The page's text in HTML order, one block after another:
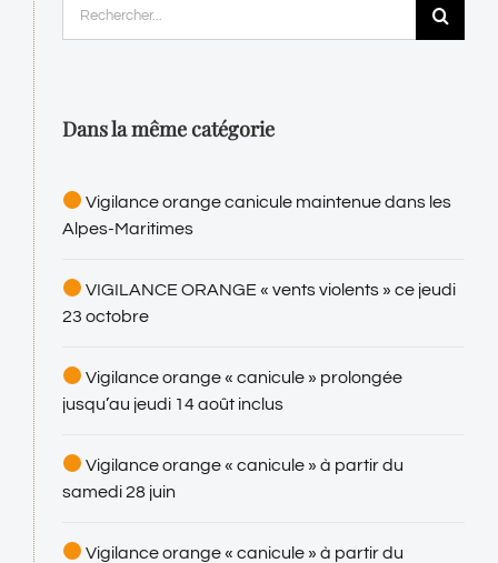
Dans la même catégorie
Vigilance orange canicule maintenue dans les
Alpes-Maritimes
VIGILANCE ORANGE « vents violents » ce jeudi
23 octobre
Vigilance orange « canicule » prolongée
jusqu’au jeudi 14 août inclus
Vigilance orange « canicule » à partir du
samedi 28 juin
Vigilance orange « canicule » à partir du